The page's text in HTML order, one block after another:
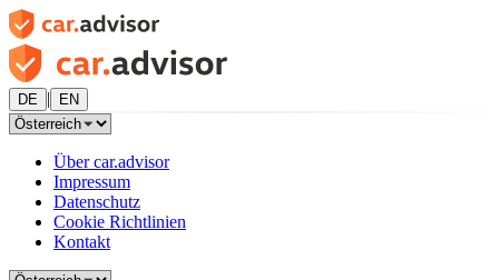
DE | EN
Über car.advisor
Impressum
Datenschutz
Cookie Richtlinien
Kontakt